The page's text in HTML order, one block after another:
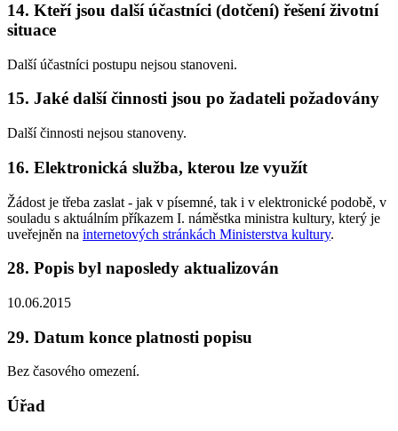
14. Kteří jsou další účastníci (dotčení) řešení životní
situace
Další účastníci postupu nejsou stanoveni.
15. Jaké další činnosti jsou po žadateli požadovány
Další činnosti nejsou stanoveny.
16. Elektronická služba, kterou lze využít
Žádost je třeba zaslat - jak v písemné, tak i v elektronické podobě, v
souladu s aktuálním příkazem I. náměstka ministra kultury, který je
uveřejněn na internetových stránkách Ministerstva kultury.
28. Popis byl naposledy aktualizován
10.06.2015
29. Datum konce platnosti popisu
Bez časového omezení.
Úřad